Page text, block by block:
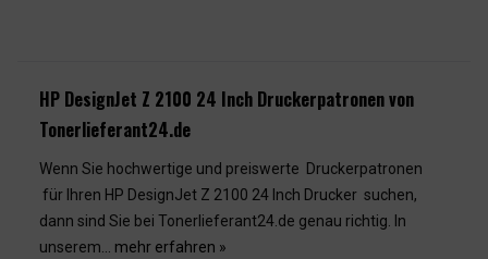
HP DesignJet Z 2100 24 Inch Druckerpatronen von
Tonerlieferant24.de
Wenn Sie hochwertige und preiswerte Druckerpatronen
für Ihren HP DesignJet Z 2100 24 Inch Drucker suchen,
dann sind Sie bei Tonerlieferant24.de genau richtig. In
unserem... mehr erfahren »